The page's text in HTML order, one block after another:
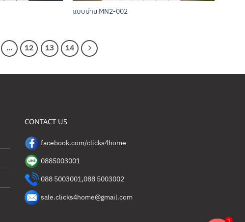
แบบบ้าน MN2-002
… 12 13 14
CONTACT US
facebook.com/clicks4home
0885003001
088 5003001,088 5003002
sale.clicks4home@gmail.com